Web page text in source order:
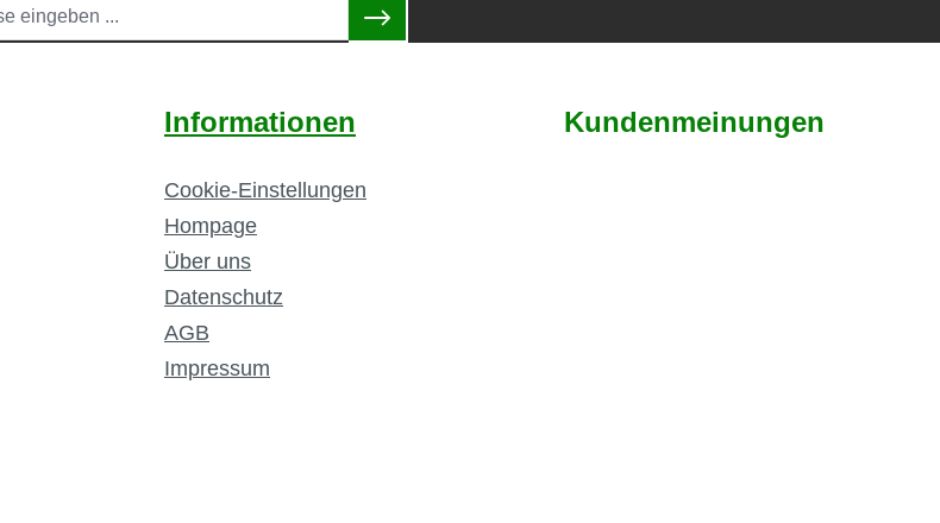
Informationen
Cookie-Einstellungen
Hompage
Über uns
Datenschutz
AGB
Impressum
Kundenmeinungen